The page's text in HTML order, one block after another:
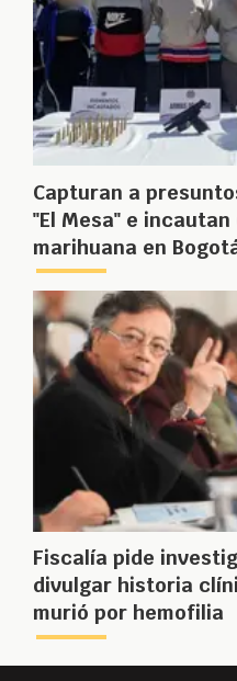
Capturan a
"El Mesa" e
marihuana en
Fiscalía pide
divulgar historia
murió por hemofilia